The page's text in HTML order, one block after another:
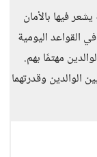
فيها بالأمان
القواعد اليومية
مهتمًا بهم.
الوالدين وقدرتهما